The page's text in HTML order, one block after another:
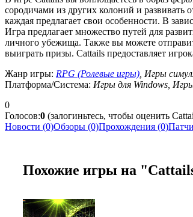
сородичами из других колоний и развивать
каждая предлагает свои особенности. В
Игра предлагает множество путей для
личного убежища. Также вы можете
выиграть призы. Cattails предоставляет
Жанр игры: RPG (Ролевые игры) , Игры
Платформа/Система: Игры для Windows,
0
Голосов:0 (залогиньтесь, чтобы оценить
Новости (0)Обзоры (0)Прохождения (0)
Похожие игры на